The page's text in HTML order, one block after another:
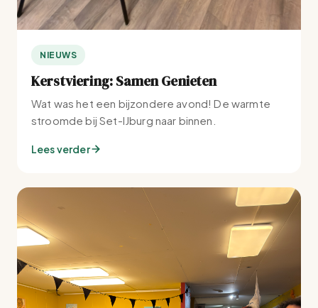
NIEUWS
Kerstviering: Samen Genieten
Wat was het een bijzondere avond! De warmte
stroomde bij Set-IJburg naar binnen.
Lees verder